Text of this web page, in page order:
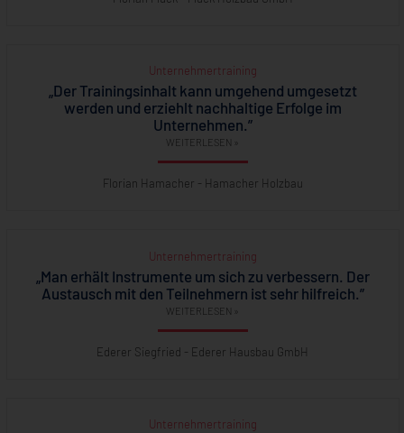
Unternehmertraining
„Der Trainingsinhalt kann umgehend umgesetzt
werden und erziehlt nachhaltige Erfolge im
Unternehmen.”
WEITERLESEN »
Florian Hamacher - Hamacher Holzbau
Unternehmertraining
„Man erhält Instrumente um sich zu verbessern. Der
Austausch mit den Teilnehmern ist sehr hilfreich.”
WEITERLESEN »
Ederer Siegfried - Ederer Hausbau GmbH
Unternehmertraining